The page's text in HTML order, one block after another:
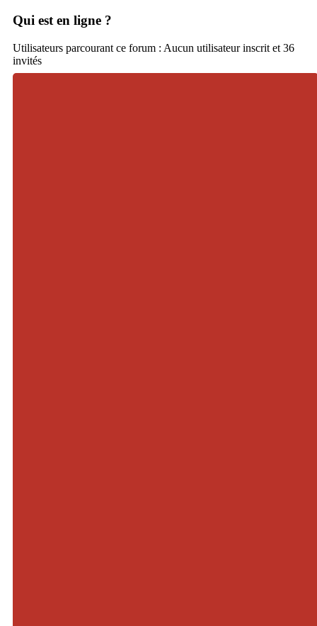
Qui est en ligne ?
Utilisateurs parcourant ce forum : Aucun utilisateur inscrit et 36
invités